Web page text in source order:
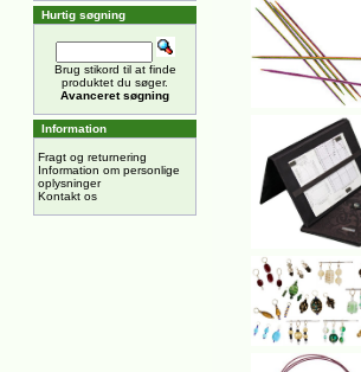
Hurtig søgning
Brug stikord til at finde
produktet du søger.
Avanceret søgning
Information
Fragt og returnering
Information om personlige
oplysninger
Kontakt os